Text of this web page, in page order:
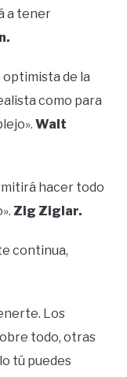
a tener
optimista de la
como para
Walt
hacer todo
Zig Ziglar.
continua,
Los
todo, otras
tú puedes